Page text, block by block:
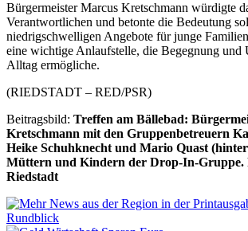
Bürgermeister Marcus Kretschmann würdigte
Verantwortlichen und betonte die Bedeutung
niedrigschwelligen Angebote für junge
eine wichtige Anlaufstelle, die Begegnung und
Alltag ermögliche.
(RIEDSTADT – RED/PSR)
Beitragsbild: Treffen am Bällebad:
Kretschmann mit den Gruppenbetreuern
Heike Schuhknecht und Mario Quast
Müttern und Kindern der Drop-In-Gruppe.
Riedstadt